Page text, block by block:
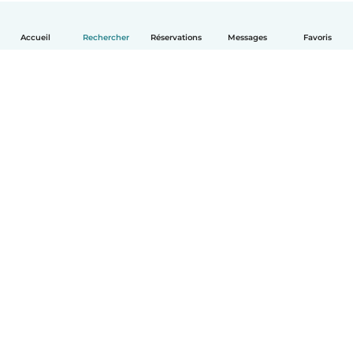
Accueil Rechercher Réservations Messages Favoris